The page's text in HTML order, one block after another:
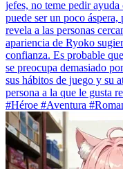
jefes, no teme pedir
puede ser un poco
revela a las personas
apariencia de Ryoko
confianza. Es probable
se preocupa demasiado
sus hábitos de juego y su
persona a la que le gusta
#Héroe #Aventura